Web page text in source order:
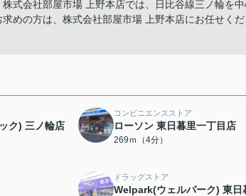
式会社部屋市場 上野本店では、日比谷線三ノ輪を
めの方は、株式会社部屋市場 上野本店にお任せくだ
ク) 三ノ輪店
コンビニエンスストア
ローソン 東日暮里一丁目店
269ｍ（4分）
ドラッグストア
Welpark(ウェルパーク) 東日